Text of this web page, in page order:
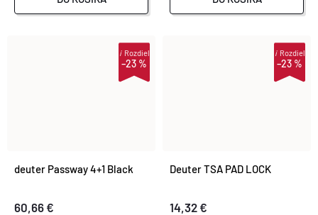
–23 %
iRozdiel
deuter Passway 4+1 Black
60,66 €
–23 %
iRozdiel
Deuter TSA PAD LOCK
14,32 €